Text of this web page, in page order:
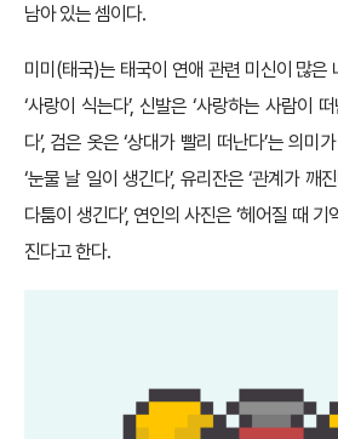
남아 있는 셈이다.
미미(태국)는 태국이 연애 관련 미신이 많은
‘사랑이 식는다’, 신발은 ‘사랑하는 사람이
다’, 검은 옷은 ‘상대가 빨리 떠난다’는 의미
‘눈물 날 일이 생긴다’, 유리잔은 ‘관계가 깨
다툼이 생긴다’, 연인의 사진은 ‘헤어질 때 기
진다고 한다.